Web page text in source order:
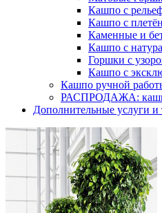
Кашпо с
Кашпо с
Каменные и
Кашпо с
Горшки с
Кашпо с
Кашпо ручной
РАСПРОДАЖА:
Дополнительные услуги и